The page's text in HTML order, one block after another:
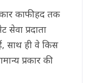
काफी हद तक
सेवा प्रदाता
साथ ही वे किस
प्रकार की